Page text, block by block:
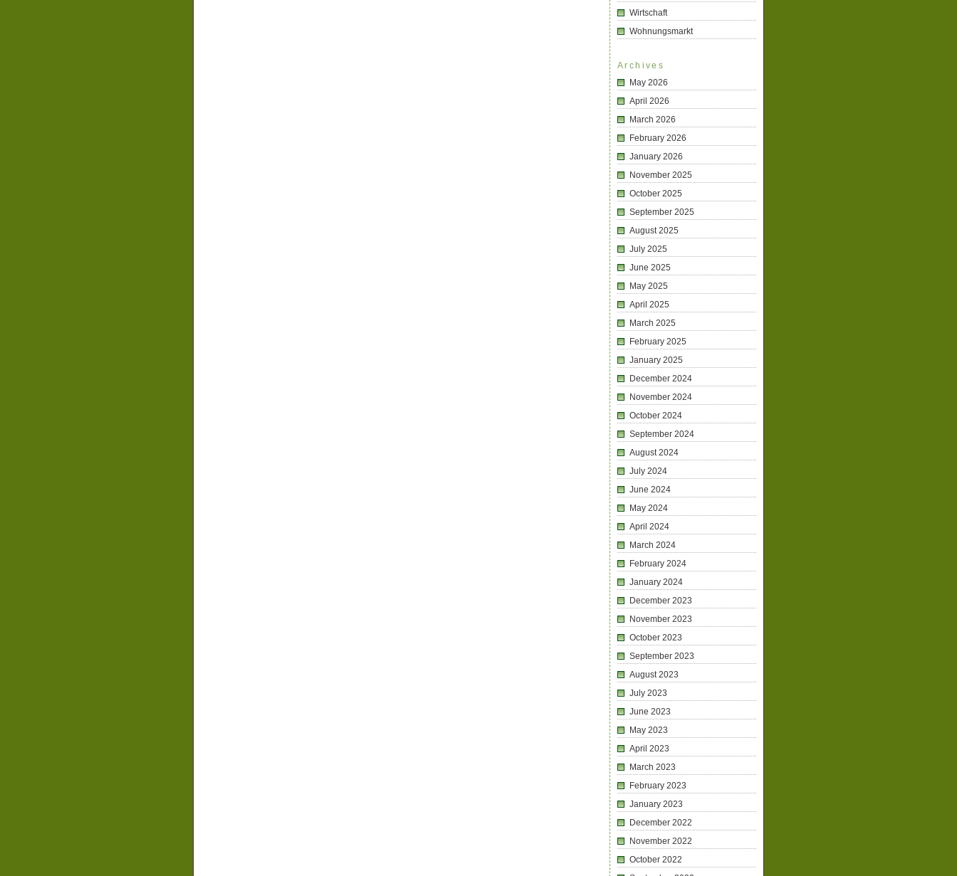
Wirtschaft
Wohnungsmarkt
Archives
May 2026
April 2026
March 2026
February 2026
January 2026
November 2025
October 2025
September 2025
August 2025
July 2025
June 2025
May 2025
April 2025
March 2025
February 2025
January 2025
December 2024
November 2024
October 2024
September 2024
August 2024
July 2024
June 2024
May 2024
April 2024
March 2024
February 2024
January 2024
December 2023
November 2023
October 2023
September 2023
August 2023
July 2023
June 2023
May 2023
April 2023
March 2023
February 2023
January 2023
December 2022
November 2022
October 2022